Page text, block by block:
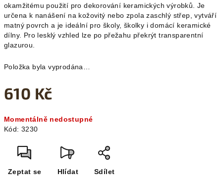
okamžitému použití pro dekorování keramických výrobků. Je
určena k nanášení na kožovitý nebo zpola zaschlý střep, vytváří
matný povrch a je ideální pro školy, školky i domácí keramické
dílny. Pro lesklý vzhled lze po přežahu překrýt transparentní
glazurou.
Položka byla vyprodána…
610 Kč
cena:
Momentálně nedostupné
Kód: 3230
Zeptat se Hlídat Sdílet